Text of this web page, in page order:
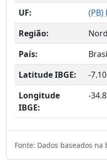
UF: (PB)
Região:
País:
Latitude IBGE:
-
Longitude
IBGE:
-
Fonte: Dados baseados na